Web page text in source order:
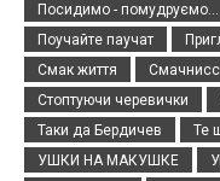
Посидимо - помудруємо...
Поучайте паучат
Смак життя
Стоптуючи черевички
Таки да Бердичев
Те
УШКИ НА МАКУШКЕ